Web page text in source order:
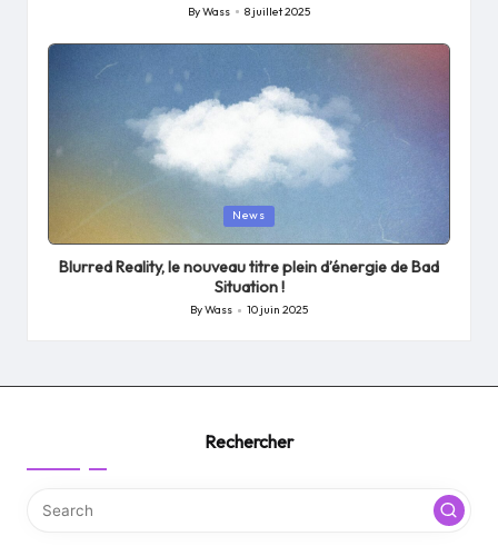
Posted
ByWass 8 juillet 2025
News
Blurred Reality, le nouveau titre plein d’énergie de Bad
Situation !
Posted
ByWass 10 juin 2025
Rechercher